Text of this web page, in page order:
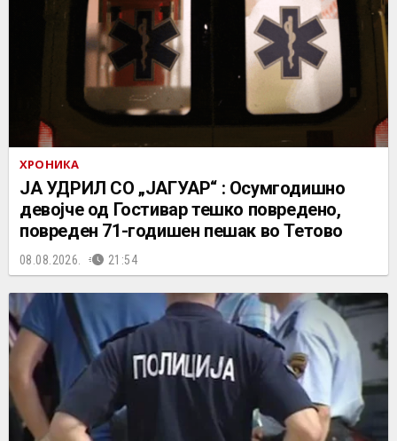
ХРОНИКА
ЈА УДРИЛ СО „ЈАГУАР“ : Осумгодишно
девојче од Гостивар тешко повредено,
повреден 71-годишен пешак во Тетово
08.08.2026. 21:54